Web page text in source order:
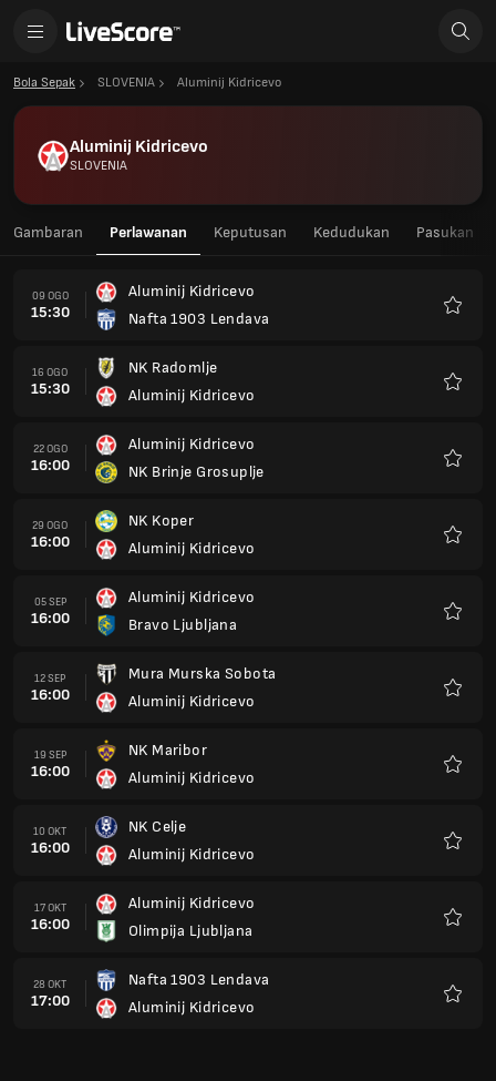
Bola Sepak SLOVENIA Aluminij Kidricevo
Aluminij Kidricevo
SLOVENIA
Gambaran Perlawanan Keputusan Kedudukan Pasukan
09 OGO
15:30
Aluminij Kidricevo
Nafta 1903 Lendava
16 OGO
15:30
NK Radomlje
Aluminij Kidricevo
22 OGO
16:00
Aluminij Kidricevo
NK Brinje Grosuplje
29 OGO
16:00
NK Koper
Aluminij Kidricevo
05 SEP
16:00
Aluminij Kidricevo
Bravo Ljubljana
12 SEP
16:00
Mura Murska Sobota
Aluminij Kidricevo
19 SEP
16:00
NK Maribor
Aluminij Kidricevo
10 OKT
16:00
NK Celje
Aluminij Kidricevo
17 OKT
16:00
Aluminij Kidricevo
Olimpija Ljubljana
28 OKT
17:00
Nafta 1903 Lendava
Aluminij Kidricevo